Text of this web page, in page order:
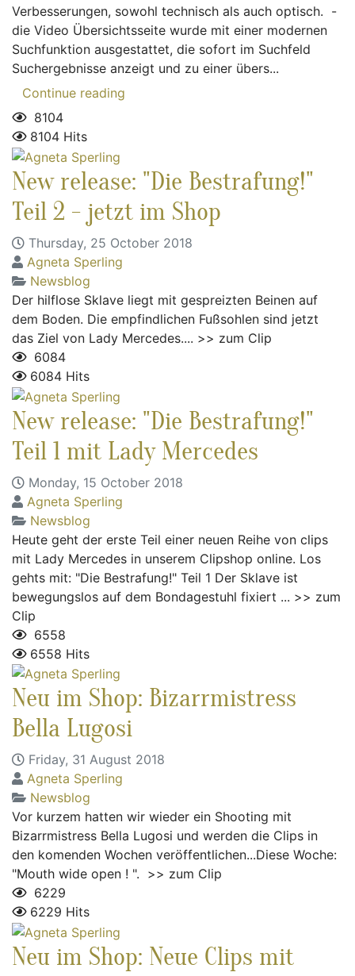
Verbesserungen, sowohl technisch als auch optisch. -
die Video Übersichtsseite wurde mit einer modernen
Suchfunktion ausgestattet, die sofort im Suchfeld
Suchergebnisse anzeigt und zu einer übers...
Continue reading
8104
8104 Hits
New release: "Die Bestrafung!"
Teil 2 - jetzt im Shop
Thursday, 25 October 2018
Agneta Sperling
Newsblog
Der hilflose Sklave liegt mit gespreizten Beinen auf
dem Boden. Die empfindlichen Fußsohlen sind jetzt
das Ziel von Lady Mercedes.... >> zum Clip
6084
6084 Hits
New release: "Die Bestrafung!"
Teil 1 mit Lady Mercedes
Monday, 15 October 2018
Agneta Sperling
Newsblog
Heute geht der erste Teil einer neuen Reihe von clips
mit Lady Mercedes in unserem Clipshop online. Los
gehts mit: "Die Bestrafung!" Teil 1 Der Sklave ist
bewegungslos auf dem Bondagestuhl fixiert ... >> zum
Clip
6558
6558 Hits
Neu im Shop: Bizarrmistress
Bella Lugosi
Friday, 31 August 2018
Agneta Sperling
Newsblog
Vor kurzem hatten wir wieder ein Shooting mit
Bizarrmistress Bella Lugosi und werden die Clips in
den komenden Wochen veröffentlichen...Diese Woche:
"Mouth wide open ! ". >> zum Clip
6229
6229 Hits
Neu im Shop: Neue Clips mit